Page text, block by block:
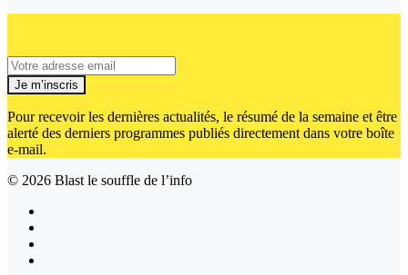
Je m’inscris
Pour recevoir les dernières actualités, le résumé de la semaine et être
alerté des derniers programmes publiés directement dans votre boîte
e-mail.
© 2026 Blast le souffle de l’info